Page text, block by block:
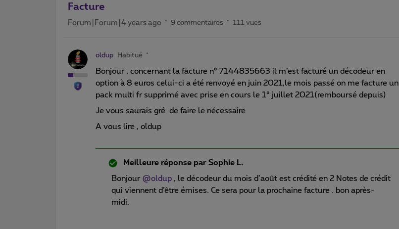
Facture
Forum|Forum|4 years ago 9 commentaires 111 vues
oldup Habitué
Bonjour , concernant la facture n° 7144835663 il m’est facturé un décodeur en
option à 8 euros celui-ci a été renvoyé en juin 2021,le mois passé on me facture un
pack multi fr supprimé avec prise en cours le 1° juillet 2021(remboursé depuis)
Je vous saurais gré de faire le nécessaire
A vous lire , oldup
Meilleure réponse par Sophie L.
Bonjour @oldup , le décodeur du mois d’août est crédité en 2 Notes de crédit
qui viennent d’être émises. Ce sera pour la prochaine facture . bon après-
midi.